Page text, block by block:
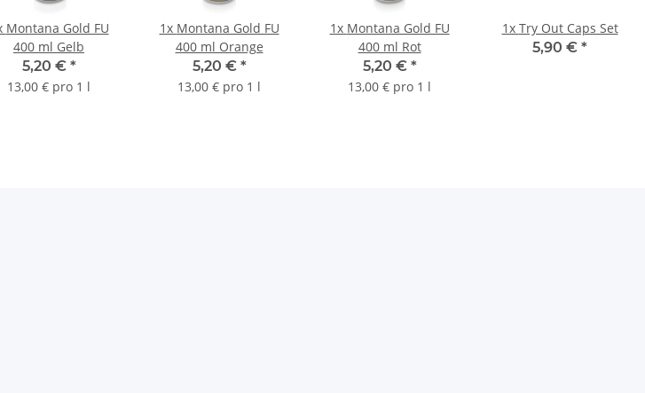
Montana Gold FU
400 ml Gelb
5,20 € *
13,00 € pro 1 l
1x Montana Gold FU
400 ml Orange
5,20 € *
13,00 € pro 1 l
1x Montana Gold FU
400 ml Rot
5,20 € *
13,00 € pro 1 l
1x Try Out Caps Set
5,90 € *